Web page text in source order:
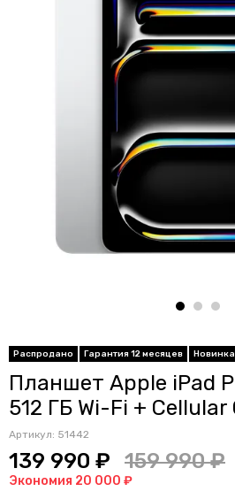
Распродано Гарантия 12 месяцев Новинка
Планшет Apple iPad
512 ГБ Wi-Fi +
Артикул: 51442
139 990 ₽ 159 990 ₽
Экономия 20 000 ₽